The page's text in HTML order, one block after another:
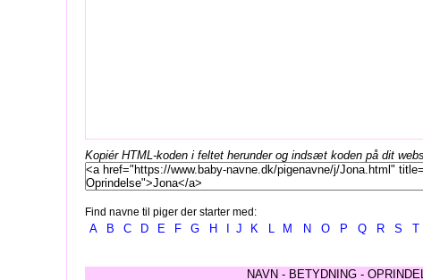
Kopiér HTML-koden i feltet herunder og indsæt koden på dit
Find navne til piger der starter med:
A B C D E F G H J K L M N O P Q R S T
NAVN - BETYDNING -